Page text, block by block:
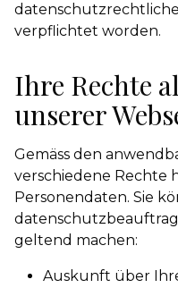
verpflichtet worden.
Ihre Rechte
unserer
Gemäss den
verschiedene Rechte
Personendaten. Sie
geltend machen:
Auskunft über